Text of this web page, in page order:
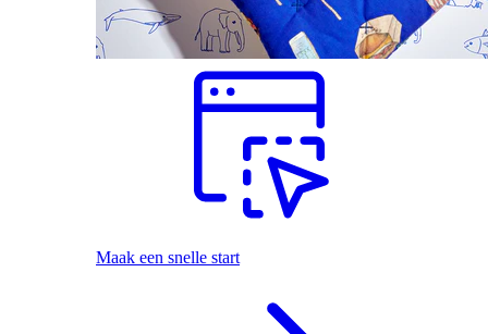
Maak een snelle start